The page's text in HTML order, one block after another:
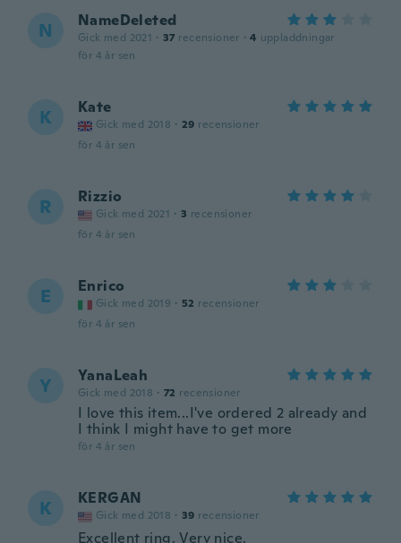
N NameDeleted
Gick med 2021 · 37 recensioner · 4 uppladdningar
för 4 år sen
K Kate
Gick med 2018 · 29 recensioner
för 4 år sen
R Rizzio
Gick med 2021 · 3 recensioner
för 4 år sen
E Enrico
Gick med 2019 · 52 recensioner
för 4 år sen
Y YanaLeah
Gick med 2018 · 72 recensioner
I love this item...I've ordered 2 already and
I think I might have to get more
för 4 år sen
K KERGAN
Gick med 2018 · 39 recensioner
Excellent ring. Very nice.